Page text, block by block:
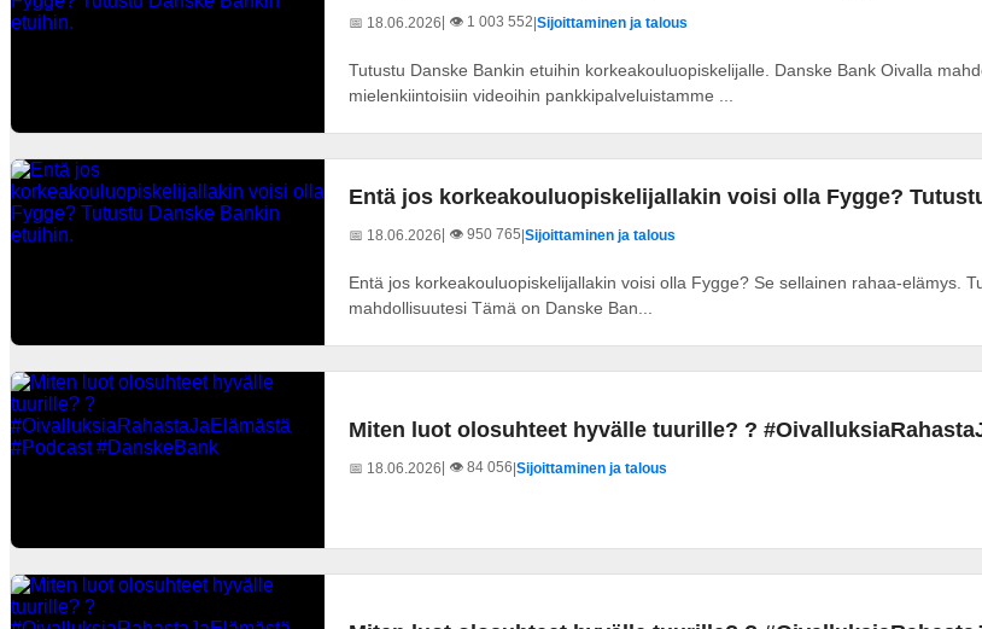
📅 18.06.2026| 👁️ 1 003 552 Sijoittaminen ja talous
Tutustu Danske Bankin etuihin korkeakouluopiskelijalle. Danske Bank Oivalla
mielenkiintoisiin videoihin pankkipalveluistamme ...
Entä jos korkeakouluopiskelijallakin voisi olla Fygge?
📅 18.06.2026| 👁️ 950 765 Sijoittaminen ja talous
Entä jos korkeakouluopiskelijallakin voisi olla Fygge? Se sellainen rahaa-elämys.
mahdollisuutesi Tämä on Danske Ban...
Miten luot olosuhteet hyvälle tuurille? ?
📅 18.06.2026| 👁️ 84 056 Sijoittaminen ja talous